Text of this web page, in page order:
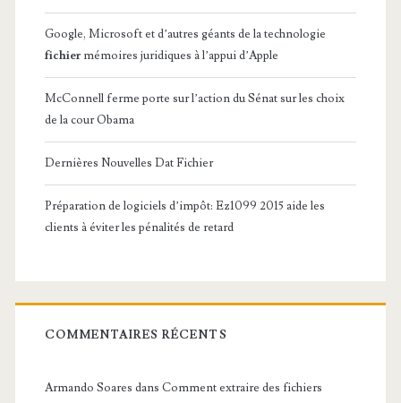
Google, Microsoft et d’autres géants de la technologie
fichier mémoires juridiques à l’appui d’Apple
McConnell ferme porte sur l’action du Sénat sur les choix
de la cour Obama
Dernières Nouvelles Dat Fichier
Préparation de logiciels d’impôt: Ez1099 2015 aide les
clients à éviter les pénalités de retard
COMMENTAIRES RÉCENTS
Armando Soares dans Comment extraire des fichiers